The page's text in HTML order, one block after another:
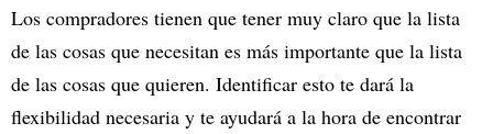
Los compradores tienen que tener muy claro que la lista
de las cosas que necesitan es más importante que la lista
de las cosas que quieren. Identificar esto te dará la
flexibilidad necesaria y te ayudará a la hora de encontrar